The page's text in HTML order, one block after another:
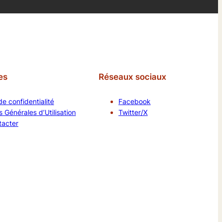
confidentialité
Générales d’Utilisation
Réseaux sociaux
Facebook
Twitter/X